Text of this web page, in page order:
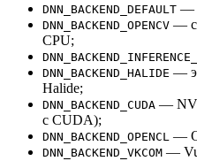
DNN_BACKEND_DEFAULT —
DNN_BACKEND_OPENCV —
CPU;
DNN_BACKEND_HALIDE —
Halide;
DNN_BACKEND_CUDA —
с CUDA);
DNN_BACKEND_OPENCL —
DNN_BACKEND_VKCOM —